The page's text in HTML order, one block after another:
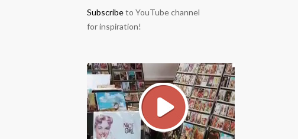
Subscribeto YouTube channel
for inspiration!